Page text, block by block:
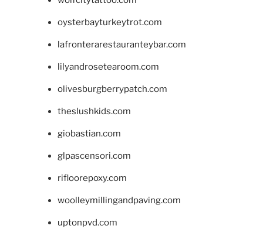
oysterbayturkeytrot.com
lafronterarestauranteybar.com
lilyandrosetearoom.com
olivesburgberrypatch.com
theslushkids.com
giobastian.com
glpascensori.com
rifloorepoxy.com
woolleymillingandpaving.com
uptonpvd.com